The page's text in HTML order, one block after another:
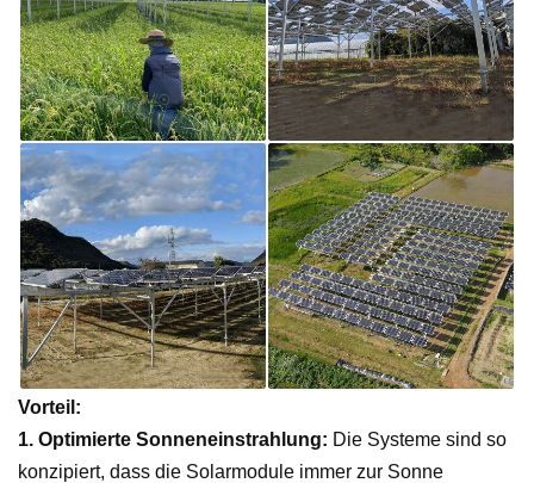
Vorteil:
1. Optimierte Sonneneinstrahlung: Die Systeme sind so
konzipiert, dass die Solarmodule immer zur Sonne